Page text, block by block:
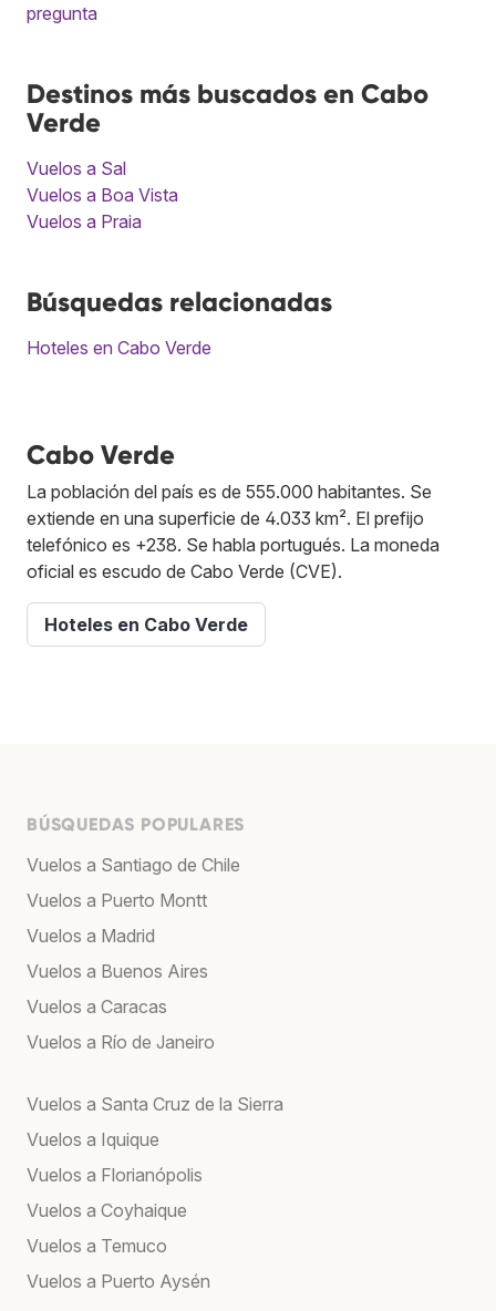
pregunta
Destinos más buscados en Cabo
Verde
Vuelos a Sal
Vuelos a Boa Vista
Vuelos a Praia
Búsquedas relacionadas
Hoteles en Cabo Verde
Cabo Verde
La población del país es de 555.000 habitantes. Se
extiende en una superficie de 4.033 km². El prefijo
telefónico es +238. Se habla portugués. La moneda
oficial es escudo de Cabo Verde (CVE).
Hoteles en Cabo Verde
BÚSQUEDAS POPULARES
Vuelos a Santiago de Chile
Vuelos a Puerto Montt
Vuelos a Madrid
Vuelos a Buenos Aires
Vuelos a Caracas
Vuelos a Río de Janeiro
Vuelos a Santa Cruz de la Sierra
Vuelos a Iquique
Vuelos a Florianópolis
Vuelos a Coyhaique
Vuelos a Temuco
Vuelos a Puerto Aysén